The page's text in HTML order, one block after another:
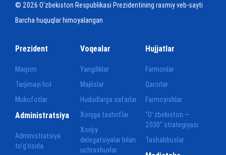
© 2026 O‘zbekiston Respublikasi Prezidentining rasmiy veb-sayti
Barcha huquqlar himoyalangan
Prezident
Maqom
Tarjimayi hol
Mukofotlar
Voqealar
Yangiliklar
Majlislar
Hududlarga safarlar
Xorijga tashriflar
Xorijiy
delegatsiyalar bilan
uchrashuvlar
Hujjatlar
Farmonlar
Qarorlar
Farmoyishlar
“Oʻzbekiston —
2030” strategiyasi
Tashabbuslar
Administratsiya
Administratsiya
to‘g‘risida